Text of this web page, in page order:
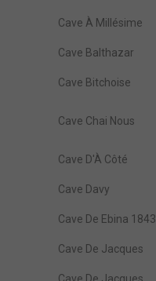
Cave À Millésime
Cave Balthazar
Cave Bitchoise
Cave Chai Nous
Cave D'À Côté
Cave Davy
Cave De Ebina 1843
Cave De Jacques